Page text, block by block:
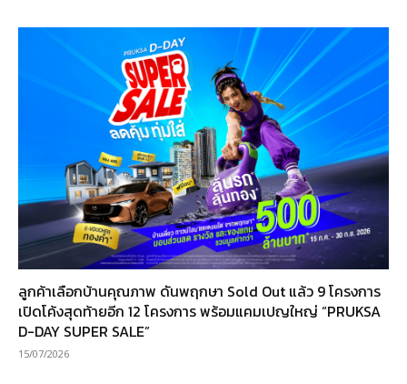
ลูกค้าเลือกบ้านคุณภาพ ดันพฤกษา Sold Out แล้ว 9 โครงการ
เปิดโค้งสุดท้ายอีก 12 โครงการ พร้อมแคมเปญใหญ่ “PRUKSA
D-DAY SUPER SALE”
15/07/2026